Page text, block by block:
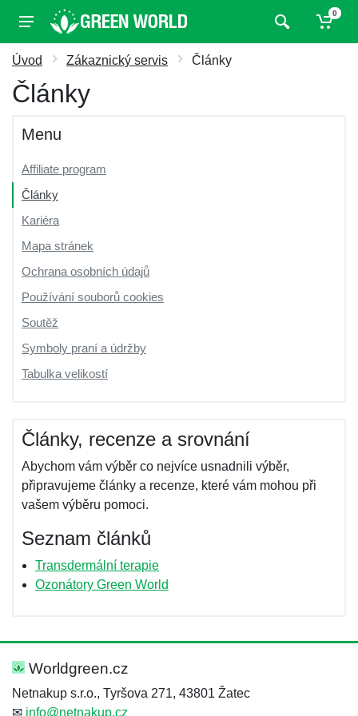
0
Úvod Zákaznický servis Články
Články
Menu
Affiliate program
Články
Kariéra
Mapa stránek
Ochrana osobních údajů
Používání souborů cookies
Soutěž
Symboly praní a údržby
Tabulka velikostí
Články, recenze a srovnání
Abychom vám výběr co nejvíce usnadnili výběr,
připravujeme články a recenze, které vám mohou při
vašem výběru pomoci.
Seznam článků
Transdermální terapie
Ozonátory Green World
Worldgreen.cz
Netnakup s.r.o., Tyršova 271, 43801 Žatec
✉ info@netnakup.cz